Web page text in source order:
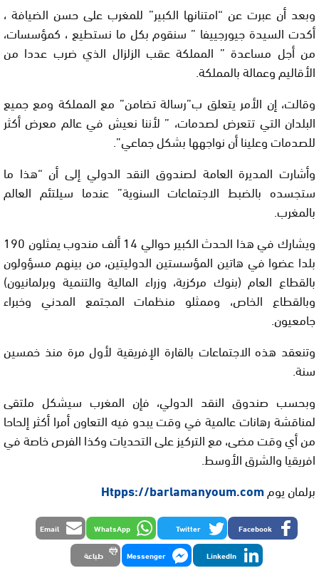
وبعد أن عبرت عن “امتنانها الكبير” للمغرب على حسن الضيافة ،
أكدت السيدة جيورجييفا ” سنقوم بكل ما نستطيع ، كمؤسسات،
من أجل مساعدة ” المملكة عقب الزلزال الذي ضرب عددا من
الأقاليم وعمالة بالمملكة.
وقالت، إن الأمر يتعلق ب”رسالة تضامن” مع المملكة ومع جميع
البلدان التي تتعرض لصدمات، ” لأننا نعيش في عالم معرض أكثر
للصدمات وعلينا أن نواجهها بشكل جماعي”.
وأشارت المديرة العامة لصندوق النقد الدولي إلى أن “هذا ما
ستجسده بالضبط الاجتماعات السنوية” عندما سيلتئم العالم
بالمغرب.
ويشارك في هذا الحدث الكبير حوالي 14 ألف مندوب يمثلون 190
بلدا عضوا في هاتين المؤسستين الدوليتين، من بينهم مسؤولون
بالقطاع العام (بنوك مركزية، وزراء المالية والتنمية وبرلمانيون)
وبالقطاع الخاص، وممثلو منظمات المجتمع المدني وخبراء
جامعيون.
وتنعقد هذه الاجتماعات بالقارة الإفريقية لأول مرة منذ خمسين
سنة.
وبحسب صندوق النقد الدولي، فإن المغرب سيشكل ملتقى
لمناقشة رهانات عالمية في وقت يبدو فيه التعاون أمرا أكثر إلحاحا
من أي وقت مضى، مع التركيز على التحديات وكذا الفرص خاصة في
افريقيا والشرق الأوسط.
برلمان يومHtpps://barlamanyoum.com
Facebook
Twitter
WhatsApp
Email
LinkedIn
Messenger طباعة